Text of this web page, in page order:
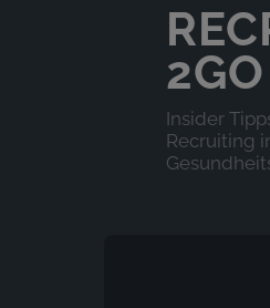
2GO
Insider
Recruiting